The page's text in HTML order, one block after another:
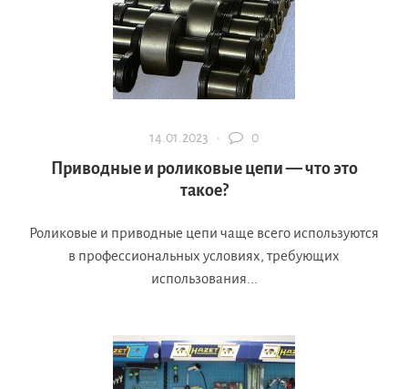
14.01.2023 · 0
Приводные и роликовые цепи — что это
такое?
Роликовые и приводные цепи чаще всего используются
в профессиональных условиях, требующих
использования...